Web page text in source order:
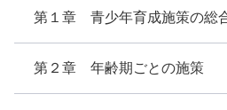
第１章 青少年育成施策の総
第２章 年齢期ごとの施策